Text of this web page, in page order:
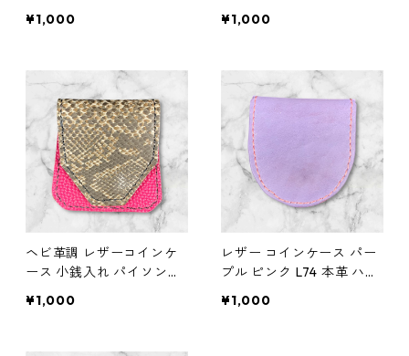
¥1,000
メイド
¥1,000
ヘビ革調 レザーコインケ
ース 小銭入れ パイソン柄
ギフト
¥1,000
レザー コインケース パー
プル ピンク L74 本革 ハン
¥1,000